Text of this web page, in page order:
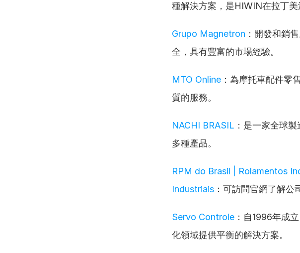
種解決方案，是HIWIN在拉丁美
Grupo Magnetron ：開發和銷
全，具有豐富的市場經驗。
MTO Online ：為摩托車配件零
質的服務。
NACHI BRASIL ：是一家全球
多種產品。
RPM do Brasil | Rolamentos
Industriais ：可訪問官網了解公
Servo Controle ：自1996年成
化領域提供平衡的解決方案。